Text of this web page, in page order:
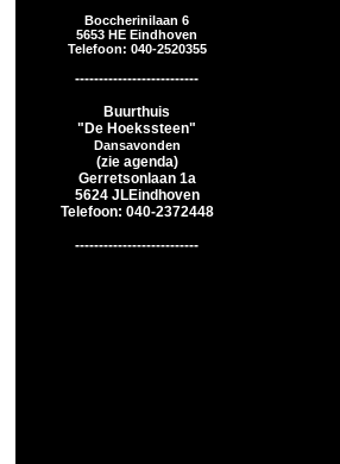
Boccherinilaan 6
5653 HE Eindhoven
Telefoon: 040-2520355
--------------------------
Buurthuis
"De Hoekssteen"
Dansavonden
(zie agenda)
Gerretsonlaan 1a
5624 JLEindhoven
Telefoon: 040-2372448
--------------------------